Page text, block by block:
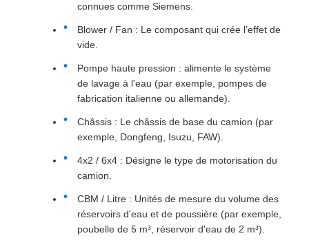
connues comme Siemens.
Blower / Fan : Le composant qui crée l’effet de
vide.
Pompe haute pression : alimente le système
de lavage à l'eau (par exemple, pompes de
fabrication italienne ou allemande).
Châssis : Le châssis de base du camion (par
exemple, Dongfeng, Isuzu, FAW).
4x2 / 6x4 : Désigne le type de motorisation du
camion.
CBM / Litre : Unités de mesure du volume des
réservoirs d'eau et de poussière (par exemple,
poubelle de 5 m³, réservoir d'eau de 2 m³).